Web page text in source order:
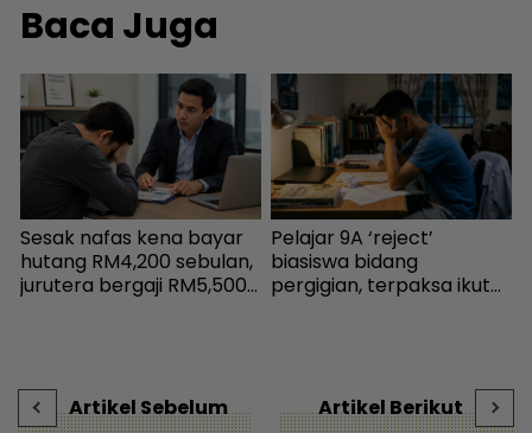
Baca Juga
Sesak nafas kena bayar
hutang RM4,200 sebulan,
jurutera bergaji RM5,500
Pelajar 9A ‘reject’
biasiswa bidang
pergigian, terpaksa ikut
Artikel Sebelum
Artikel Berikut